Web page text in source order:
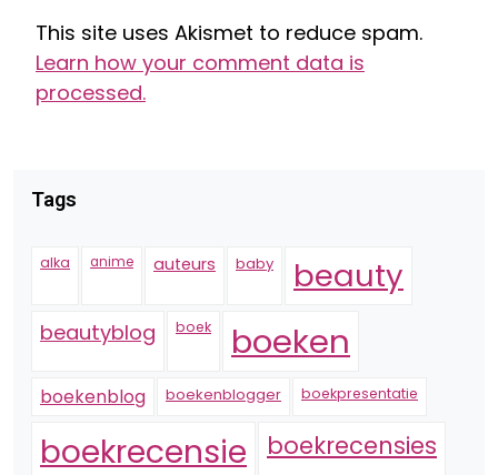
This site uses Akismet to reduce spam.
Learn how your comment data is
processed.
Tags
alka anime auteurs baby beauty
beautyblog boek boeken
boekenblog boekenblogger boekpresentatie
boekrecensie boekrecensies